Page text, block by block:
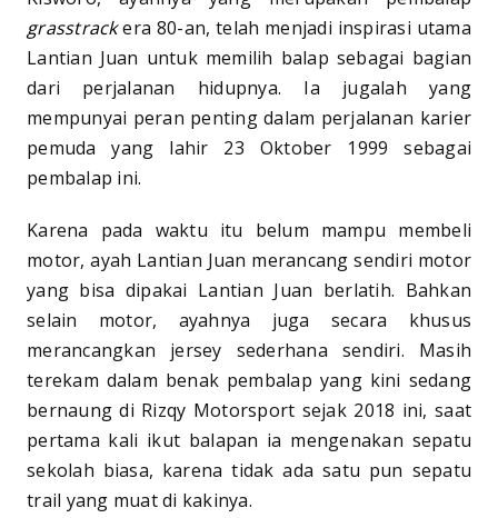
grasstrackera 80-an, telah menjadi inspirasi utama
Lantian Juan untuk memilih balap sebagai bagian
dari perjalanan hidupnya. Ia jugalah yang
mempunyai peran penting dalam perjalanan karier
pemuda yang lahir 23 Oktober 1999 sebagai
pembalap ini.
Karena pada waktu itu belum mampu membeli
motor, ayah Lantian Juan merancang sendiri motor
yang bisa dipakai Lantian Juan berlatih. Bahkan
selain motor, ayahnya juga secara khusus
merancangkan jersey sederhana sendiri. Masih
terekam dalam benak pembalap yang kini sedang
bernaung di Rizqy Motorsport sejak 2018 ini, saat
pertama kali ikut balapan ia mengenakan sepatu
sekolah biasa, karena tidak ada satu pun sepatu
trail yang muat di kakinya.